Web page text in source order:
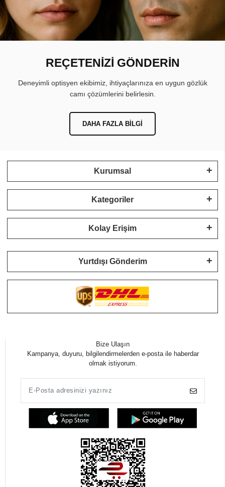
REÇETENİZİ GÖNDERİN
Deneyimli optisyen ekibimiz, ihtiyaçlarınıza en uygun gözlük
camı çözümlerini belirlesin.
DAHA FAZLA BILGI
Kurumsal
Kategoriler
Kolay Erişim
Yurtdışı Gönderim
Bize Ulaşın
Kampanya, duyuru, bilgilendirmelerden e-posta ile haberdar
olmak istiyorum.